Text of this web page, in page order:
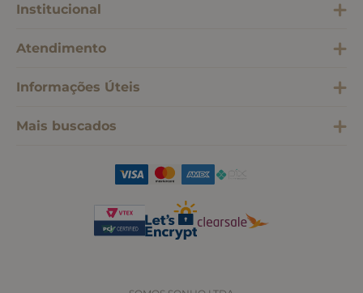
Institucional
Atendimento
Informações Úteis
Mais buscados